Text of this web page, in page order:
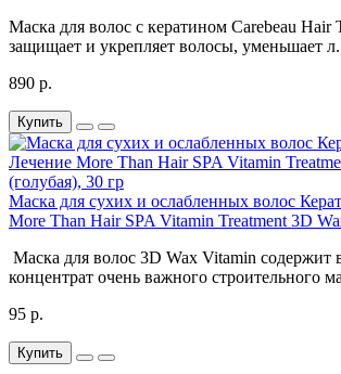
Маска для волос с кератином Carebeau Hair
защищает и укрепляет волосы, уменьшает
890 р.
Купить
Маска для сухих и ослабленных волос
More Than Hair SPA Vitamin Treatment 3D
Маска для волос 3D Wax Vitamin содержит
концентрат очень важного строительного
95 р.
Купить